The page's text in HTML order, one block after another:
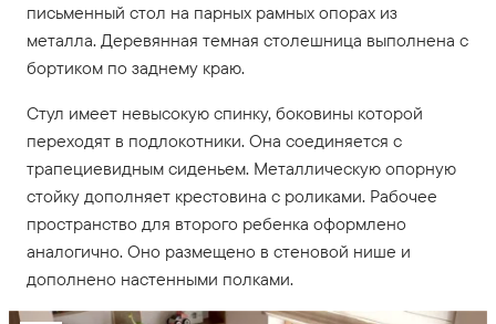
письменный стол на парных рамных опорах из
металла. Деревянная темная столешница выполнена с
бортиком по заднему краю.
Стул имеет невысокую спинку, боковины которой
переходят в подлокотники. Она соединяется с
трапециевидным сиденьем. Металлическую опорную
стойку дополняет крестовина с роликами. Рабочее
пространство для второго ребенка оформлено
аналогично. Оно размещено в стеновой нише и
дополнено настенными полками.